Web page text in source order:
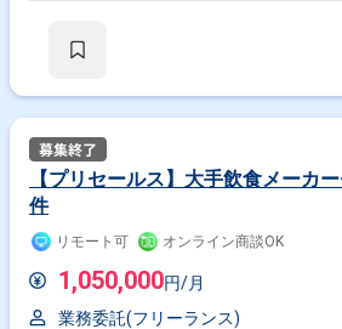
【プリセールス】大手飲食メーカ
件
リモート可 オンライン商談OK
1,050,000円/月
業務委託(フリーランス)